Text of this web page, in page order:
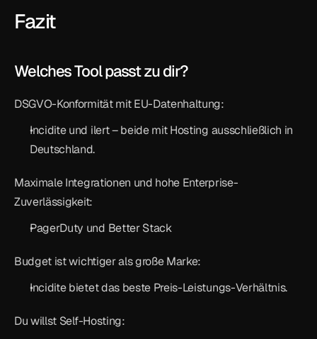
Fazit
Welches Tool passt zu dir?
DSGVO-Konformität mit EU-Datenhaltung:
Incidite und ilert – beide mit Hosting ausschließlich in
Deutschland.
Maximale Integrationen und hohe Enterprise-
Zuverlässigkeit:
PagerDuty und Better Stack
Budget ist wichtiger als große Marke:
Incidite bietet das beste Preis-Leistungs-Verhältnis.
Du willst Self-Hosting: